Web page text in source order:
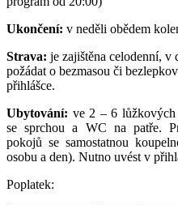
Ukončení: v neděli obědem
Strava: je zajištěna celodenní, v
požádat o bezmasou či
přihlášce.
Ubytování: ve 2 – 6
se sprchou a WC na patře.
pokojů se samostatnou
osobu a den). Nutno uvést v
Poplatek: